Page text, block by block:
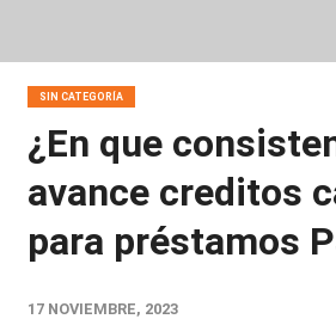
SIN CATEGORÍA
¿En que
avance creditos
para préstamos
17 NOVIEMBRE, 2023